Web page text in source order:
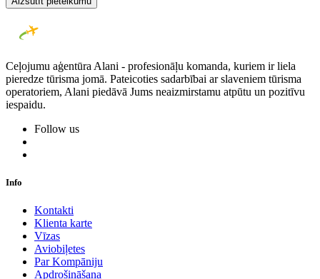
Ceļojumu aģentūra Alani - profesionāļu komanda, kuriem ir liela
pieredze tūrisma jomā. Pateicoties sadarbībai ar slaveniem tūrisma
operatoriem, Alani piedāvā Jums neaizmirstamu atpūtu un pozitīvu
iespaidu.
Follow us
Info
Kontakti
Klienta karte
Vīzas
Aviobiļetes
Par Kompāniju
Apdrošināšana